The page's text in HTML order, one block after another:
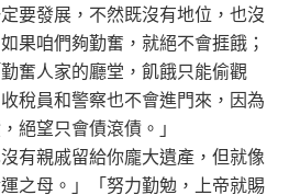
要發展，不然既沒有地位，也沒
果咱們夠勤奮，就絕不會捱餓；
奮人家的廳堂，飢餓只能偷觀
稅員和警察也不會進門來，因為
絕望只會債滾債。」
有親戚留給你龐大遺產，但就像
之母。」「努力勤勉，上帝就賜